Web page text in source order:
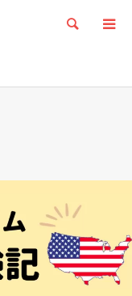
検索